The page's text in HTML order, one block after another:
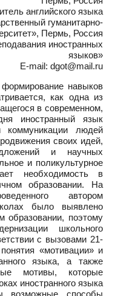
английского языка
гуманитарно-
Пермь, Россия
иностранных
языков»
E-mail: dgot@mail.ru
навыков
как одна из
в современном,
иностранный язык
коммуникации людей
своих идей,
и научных
и поликультурное
необходимость в
образовании. На
автором
было выявлено
образовании, поэтому
школьного
с вызовами 21-
«мотивации» и
языка, а также
мотивы, которые
иностранного языка
возможные способы